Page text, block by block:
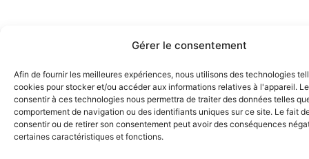
Gérer le consentement
Afin de fournir les meilleures expériences, nous utilisons des technologies
cookies pour stocker et/ou accéder aux informations relatives à l'appareil.
consentir à ces technologies nous permettra de traiter des données telles
comportement de navigation ou des identifiants uniques sur ce site. Le fait
consentir ou de retirer son consentement peut avoir des conséquences
certaines caractéristiques et fonctions.